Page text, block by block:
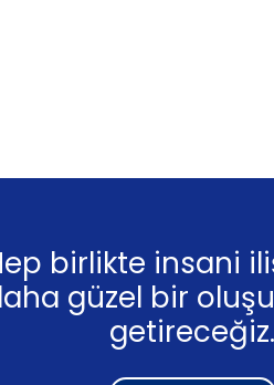
birlikte insani
güzel bir
getireceğiz.